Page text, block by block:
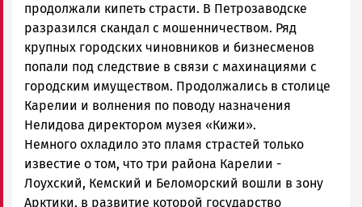
продолжали кипеть страсти. В Петрозаводске
разразился скандал с мошенничеством. Ряд
крупных городских чиновников и бизнесменов
попали под следствие в связи с махинациями с
городским имуществом. Продолжались в столице
Карелии и волнения по поводу назначения
Нелидова директором музея «Кижи».
Немного охладило это пламя страстей только
известие о том, что три района Карелии -
Лоухский, Кемский и Беломорский вошли в зону
Арктики, в развитие которой государство